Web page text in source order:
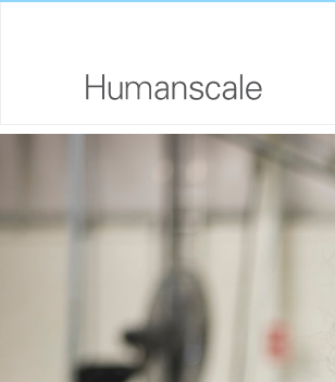
LEDライト
代理店リスト